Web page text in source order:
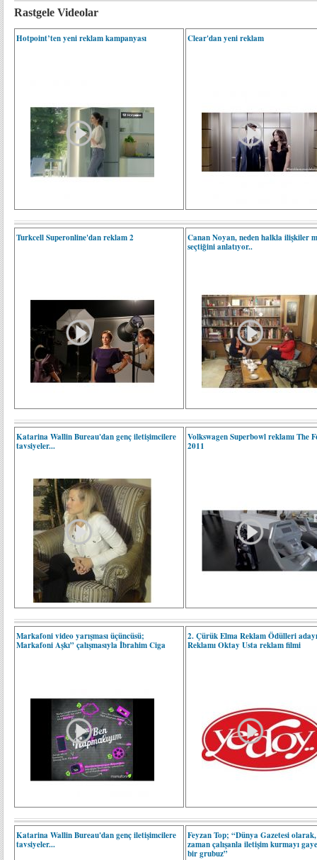
Rastgele Videolar
Hotpoint’ten yeni reklam kampanyası Clear'dan yeni reklam
Turkcell Superonline'dan reklam 2
Canan Noyan, neden halkla ilişkiler
seçtiğini anlatıyor..
Katarina Wallin Bureau'dan genç iletişimcilere
tavsiyeler...
Volkswagen Superbowl reklamı The
2011
Markafoni video yarışması üçüncüsü;
Markafoni Aşkı” çalışmasıyla İbrahim Ciga
2. Çürük Elma Reklam Ödülleri
Reklamı Oktay Usta reklam filmi
Katarina Wallin Bureau'dan genç iletişimcilere
tavsiyeler...
Feyzan Top; “Dünya Gazetesi
zaman çalışanla iletişim kurmayı
bir grubuz”